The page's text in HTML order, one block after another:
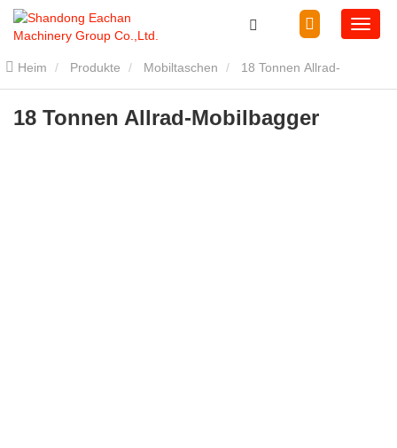
Heim Produkte Mobiltaschen
Mobilbagger
18 Tonnen Allrad-Mobilbagger